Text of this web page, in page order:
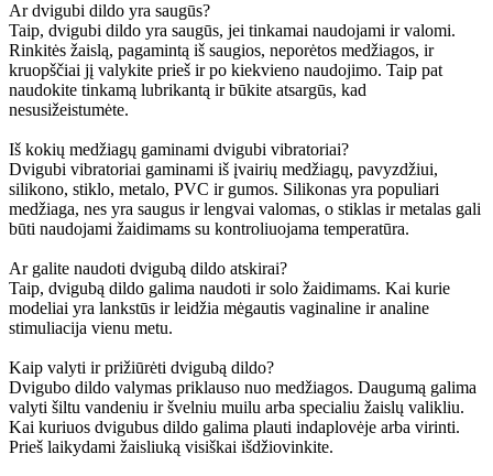
Ar dvigubi dildo yra saugūs?
Taip, dvigubi dildo yra saugūs, jei tinkamai naudojami ir valomi.
Rinkitės žaislą, pagamintą iš saugios, neporėtos medžiagos, ir
kruopščiai jį valykite prieš ir po kiekvieno naudojimo. Taip pat
naudokite tinkamą lubrikantą ir būkite atsargūs, kad
nesusižeistumėte.
Iš kokių medžiagų gaminami dvigubi vibratoriai?
Dvigubi vibratoriai gaminami iš įvairių medžiagų, pavyzdžiui,
silikono, stiklo, metalo, PVC ir gumos. Silikonas yra populiari
medžiaga, nes yra saugus ir lengvai valomas, o stiklas ir metalas gali
būti naudojami žaidimams su kontroliuojama temperatūra.
Ar galite naudoti dvigubą dildo atskirai?
Taip, dvigubą dildo galima naudoti ir solo žaidimams. Kai kurie
modeliai yra lankstūs ir leidžia mėgautis vaginaline ir analine
stimuliacija vienu metu.
Kaip valyti ir prižiūrėti dvigubą dildo?
Dvigubo dildo valymas priklauso nuo medžiagos. Daugumą galima
valyti šiltu vandeniu ir švelniu muilu arba specialiu žaislų valikliu.
Kai kuriuos dvigubus dildo galima plauti indaplovėje arba virinti.
Prieš laikydami žaisliuką visiškai išdžiovinkite.